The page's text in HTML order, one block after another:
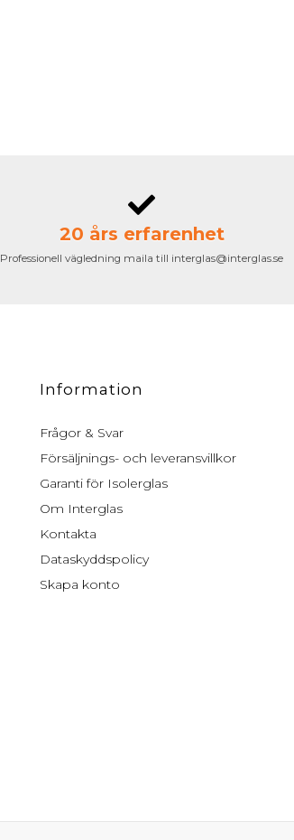
20 års erfarenhet
Professionell vägledning maila till interglas@interglas.se
Information
Frågor & Svar
Försäljnings- och leveransvillkor
Garanti för Isolerglas
Om Interglas
Kontakta
Dataskyddspolicy
Skapa konto